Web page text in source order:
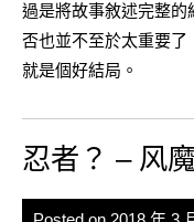
過是將故事敘述完整
否也並不至於太重要
就是個好結局。
忍者？ – 风